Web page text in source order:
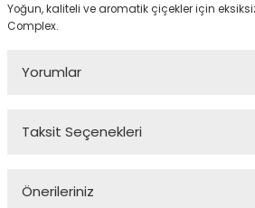
Yoğun, kaliteli ve aromatik çiçekler için
Complex.
Yorumlar
Taksit Seçenekleri
Önerileriniz